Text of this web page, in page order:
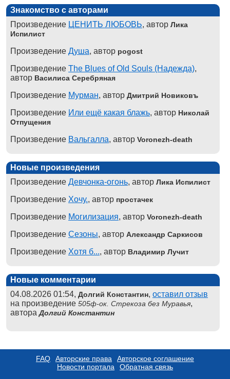
Знакомство с авторами
Произведение ЦЕНИТЬ ЛЮБОВЬ, автор Лика
Испилист
Произведение Душа, автор pogost
Произведение The Blues of Old Souls (Надежда),
автор Василиса Серебряная
Произведение Мурман, автор Дмитрий Новиковъ
Произведение Или ещё какая блажь, автор Николай
Отпущения
Произведение Вальгалла, автор Voronezh-death
Новые произведения
Произведение Девчонка-огонь, автор Лика Испилист
Произведение Хочу., автор простачек
Произведение Могилизация, автор Voronezh-death
Произведение Сезоны, автор Александр Саркисов
Произведение Хотя б..., автор Владимир Лучит
Новые комментарии
04.08.2026 01:54, Долгий Константин, оставил отзыв
на произведение 505ф-ок. Стрекоза без Муравья,
автораДолгий Константин
FAQ Авторские права
Авторское соглашение
Новости портала
Обратная связь